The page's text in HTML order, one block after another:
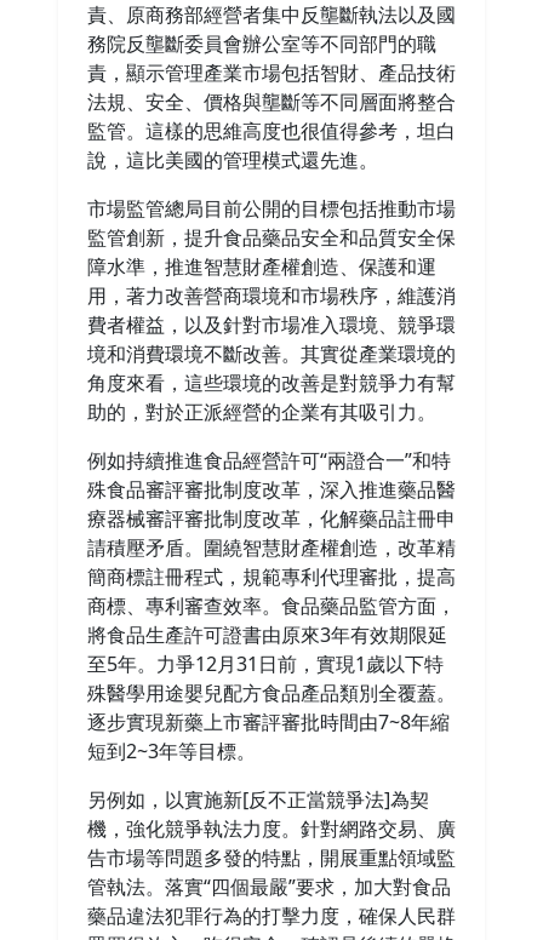
責、原商務部經營者集中反壟斷執法以及國
務院反壟斷委員會辦公室等不同部門的職
責，顯示管理產業市場包括智財、產品技術
法規、安全、價格與壟斷等不同層面將整合
監管。這樣的思維高度也很值得參考，坦白
說，這比美國的管理模式還先進。
市場監管總局目前公開的目標包括推動市場
監管創新，提升食品藥品安全和品質安全保
障水準，推進智慧財產權創造、保護和運
用，著力改善營商環境和市場秩序，維護消
費者權益，以及針對市場准入環境、競爭環
境和消費環境不斷改善。其實從產業環境的
角度來看，這些環境的改善是對競爭力有幫
助的，對於正派經營的企業有其吸引力。
例如持續推進食品經營許可“兩證合一”和特
殊食品審評審批制度改革，深入推進藥品醫
療器械審評審批制度改革，化解藥品註冊申
請積壓矛盾。圍繞智慧財產權創造，改革精
簡商標註冊程式，規範專利代理審批，提高
商標、專利審查效率。食品藥品監管方面，
將食品生產許可證書由原來3年有效期限延
至5年。力爭12月31日前，實現1歲以下特
殊醫學用途嬰兒配方食品產品類別全覆蓋。
逐步實現新藥上市審評審批時間由7~8年縮
短到2~3年等目標。
另例如，以實施新[反不正當競爭法]為契
機，強化競爭執法力度。針對網路交易、廣
告市場等問題多發的特點，開展重點領域監
管執法。落實“四個最嚴”要求，加大對食品
藥品違法犯罪行為的打擊力度，確保人民群